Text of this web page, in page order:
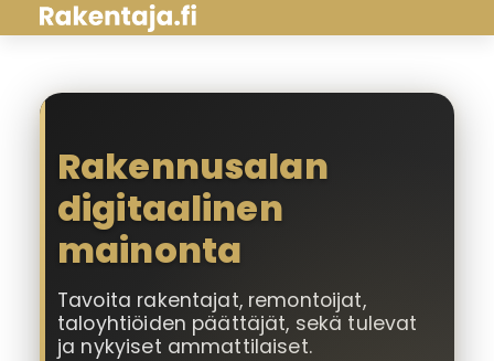
Rakennusalan
digitaalinen
mainonta
Tavoita rakentajat, remontoijat,
taloyhtiöiden päättäjät, sekä tulevat
ja nykyiset ammattilaiset.